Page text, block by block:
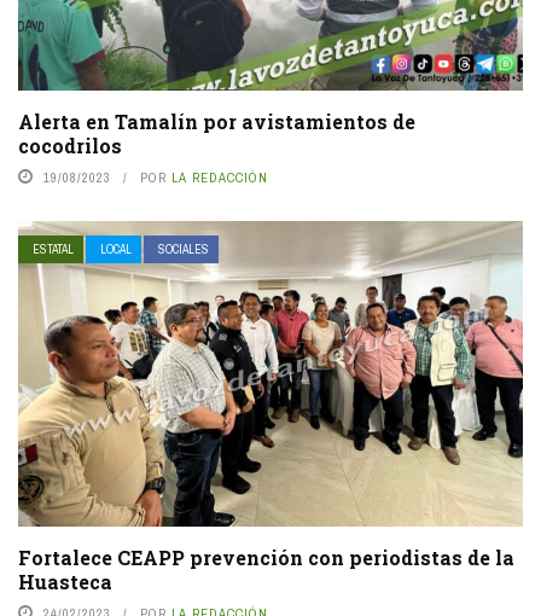
Alerta en Tamalín por avistamientos de
cocodrilos
19/08/2023 POR LA REDACCIÓN
ESTATAL LOCAL SOCIALES
Fortalece CEAPP prevención con periodistas de la
Huasteca